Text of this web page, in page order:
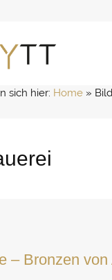
sich hier: Home »
– Bronzen